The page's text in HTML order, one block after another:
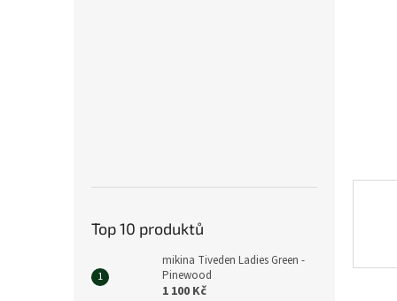
Top 10 produktů
mikina Tiveden Ladies Green -
Pinewood
1 100 Kč